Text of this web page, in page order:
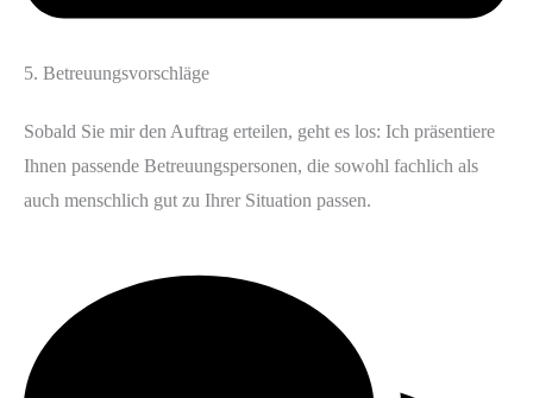
5. Betreuungsvorschläge
Sobald Sie mir den Auftrag erteilen, geht es los: Ich präsentiere
Ihnen passende Betreuungspersonen, die sowohl fachlich als
auch menschlich gut zu Ihrer Situation passen.